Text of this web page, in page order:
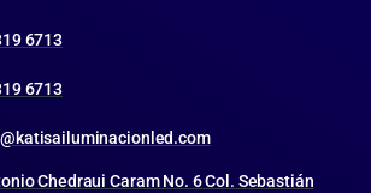
6713
6713
Chedraui Caram No. 6 Col. Sebastián